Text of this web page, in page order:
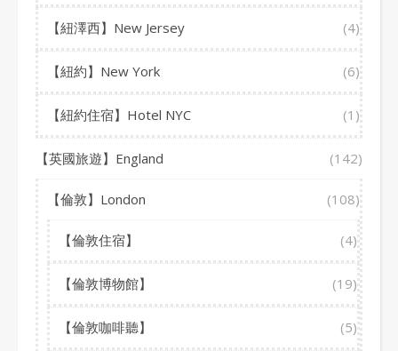
【紐澤西】New Jersey (4)
【紐約】New York (6)
【紐約住宿】Hotel NYC (1)
【英國旅遊】England (142)
【倫敦】London (108)
【倫敦住宿】 (4)
【倫敦博物館】 (19)
【倫敦咖啡聽】 (5)